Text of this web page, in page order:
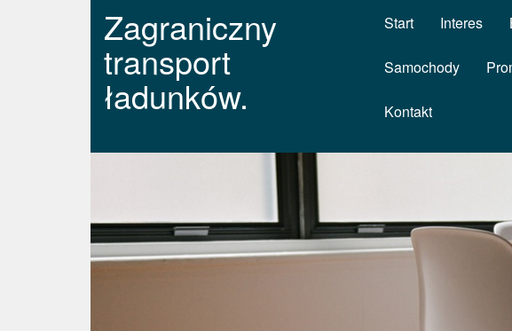
Zagraniczny
transport
ładunków.
Start Interes
Samochody
Kontakt